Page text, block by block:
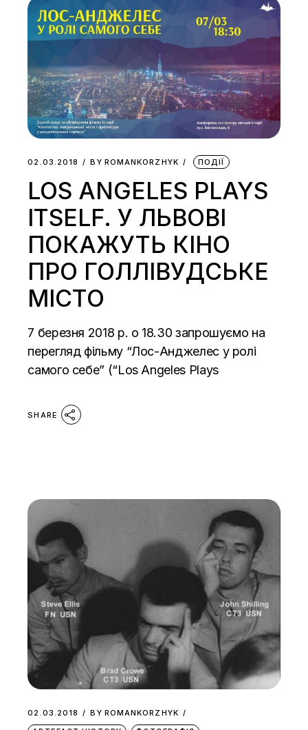
02.03.2018 BY ROMANKORZHYK ПОДІЇ
LOS ANGELES PLAYS
ITSELF. У ЛЬВОВІ
ПОКАЖУТЬ КІНО
ПРО ГОЛЛІВУДСЬКЕ
МІСТО
7 березня 2018 р. о 18.30 запрошуємо на
перегляд фільму “Лос-Анджелес у ролі
самого себе” (“Los Angeles Plays
SHARE
02.03.2018 BY ROMANKORZHYK